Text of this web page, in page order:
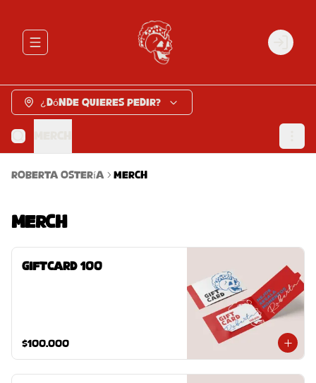
Abrir menu de navegación Login
¿Dónde quieres pedir?
Roberta Ostería Merch
Merch
GiftCard 100
$100.000